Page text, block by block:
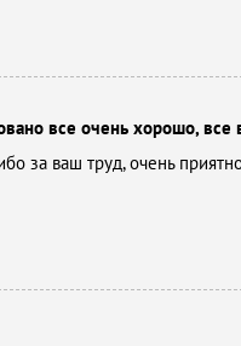
все очень хорошо, все
за ваш труд, очень